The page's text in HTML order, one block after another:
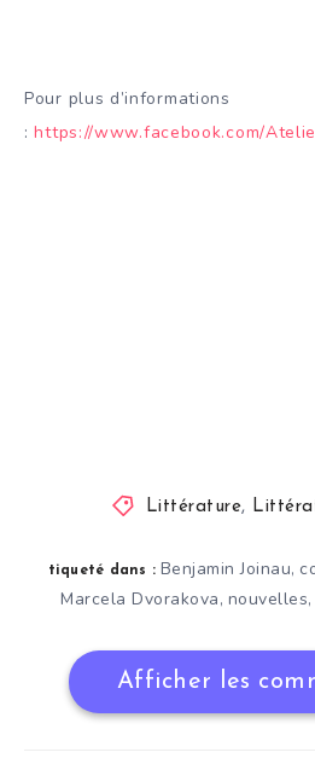
Pour plus d’informations
: https://www.facebook.com/
Littérature,
tiqueté dans : Benjamin Joinau,
Marcela Dvorakova, nouvelles,
Afficher les